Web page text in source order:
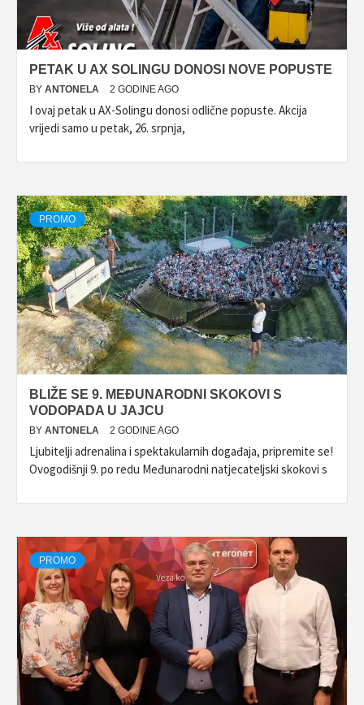
PETAK U AX SOLINGU DONOSI NOVE POPUSTE
BY ANTONELA 2 GODINE AGO
I ovaj petak u AX-Solingu donosi odlične popuste. Akcija
vrijedi samo u petak, 26. srpnja,
PROMO
BLIŽE SE 9. MEĐUNARODNI SKOKOVI S
VODOPADA U JAJCU
BY ANTONELA 2 GODINE AGO
Ljubitelji adrenalina i spektakularnih događaja, pripremite se!
Ovogodišnji 9. po redu Međunarodni natjecateljski skokovi s
PROMO